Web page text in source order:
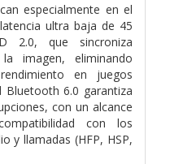
especialmente en el
ultra baja de 45
2.0, que sincroniza
imagen, eliminando
en juegos
Bluetooth 6.0 garantiza
con un alcance
con los
y llamadas (HFP, HSP,